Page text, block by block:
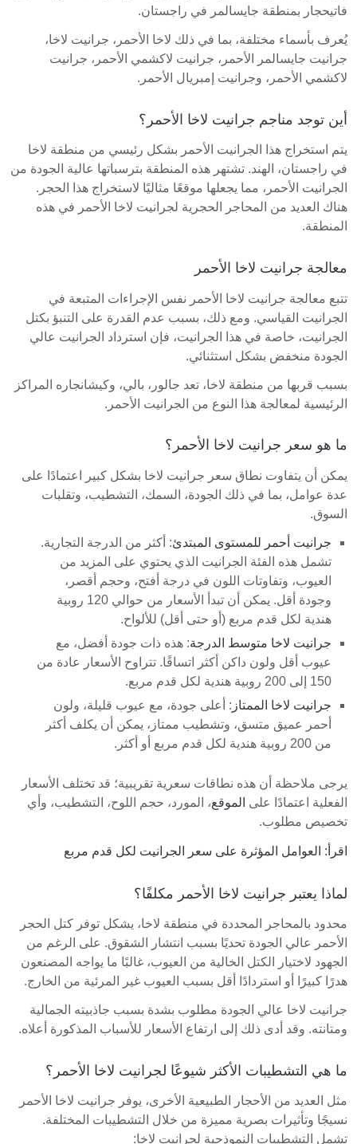
فاتيحجار بمنطقة جايسالمر في راجستان.
يُعرف بأسماء مختلفة، بما في ذلك لاخا الأحمر، جرانيت لاخا،
جرانيت جايسالمر الأحمر، جرانيت لاكشمي الأحمر، جرانيت
لاكشمي الأحمر، وجرانيت إمبريال الأحمر.
أين توجد مناجم جرانيت لاخا الأحمر؟
يتم استخراج هذا الجرانيت الأحمر بشكل رئيسي من منطقة لاخا
في راجستان، الهند. تشتهر هذه المنطقة بترسباتها عالية الجودة من
الجرانيت الأحمر، مما يجعلها موقعًا مثاليًا لاستخراج هذا الحجر.
هناك العديد من المحاجر الحجرية لجرانيت لاخا الأحمر في هذه
المنطقة.
معالجة جرانيت لاخا الأحمر
تتبع معالجة جرانيت لاخا الأحمر نفس الإجراءات المتبعة في
الجرانيت القياسي. ومع ذلك، بسبب عدم القدرة على التنبؤ بكتل
الجرانيت، خاصة في هذا الجرانيت، فإن استرداد الجرانيت عالي
الجودة منخفض بشكل استثنائي.
بسبب قربها من منطقة لاخا، تعد جالور، بالي، وكيشانجاره المراكز
الرئيسية لمعالجة هذا النوع من الجرانيت الأحمر.
ما هو سعر جرانيت لاخا الأحمر؟
يمكن أن يتفاوت نطاق سعر جرانيت لاخا بشكل كبير اعتمادًا على
عدة عوامل، بما في ذلك الجودة، السمك، التشطيب، وتقلبات
السوق.
جرانيت أحمر للمستوى المبتدئ: أكثر من الدرجة التجارية.
تشمل هذه الفئة الجرانيت الذي يحتوي على المزيد من
العيوب، وتفاوتات اللون في درجة أفتح، وحجم أقصر،
وجودة أقل. يمكن أن تبدأ الأسعار من حوالي 120 روبية
هندية لكل قدم مربع (أو حتى أقل) للألواح.
جرانيت لاخا متوسط الدرجة: هذه ذات جودة أفضل، مع
عيوب أقل ولون داكن أكثر اتساقًا. تتراوح الأسعار عادة من
150 إلى 200 روبية هندية لكل قدم مربع.
جرانيت لاخا الممتاز : أعلى جودة، مع عيوب قليلة، ولون
أحمر عميق متسق، وتشطيب ممتاز، يمكن أن يكلف أكثر
من 200 روبية هندية لكل قدم مربع أو أكثر.
يرجى ملاحظة أن هذه نطاقات سعرية تقريبية؛ قد تختلف الأسعار
الفعلية اعتمادًا على الموقع، المورد، حجم اللوح، التشطيب، وأي
تخصيص مطلوب.
اقرأ: العوامل المؤثرة على سعر الجرانيت لكل قدم مربع
لماذا يعتبر جرانيت لاخا الأحمر مكلفًا؟
محدود بالمحاجر المحددة في منطقة لاخا، يشكل توفر كتل الحجر
الأحمر عالي الجودة تحديًا بسبب انتشار الشقوق. على الرغم من
الجهود لاختيار الكتل الخالية من العيوب، غالبًا ما يواجه المصنعون
هدرًا كبيرًا أو استردادًا أقل بسبب العيوب غير المرئية من الخارج.
جرانيت لاخا عالي الجودة مطلوب بشدة بسبب جاذبيته الجمالية
ومتانته. وقد أدى ذلك إلى ارتفاع الأسعار للأسباب المذكورة أعلاه.
ما هي التشطيبات الأكثر شيوعًا لجرانيت لاخا الأحمر؟
مثل العديد من الأحجار الطبيعية الأخرى، يوفر جرانيت لاخا الأحمر
نسيجًا وتأثيرات بصرية مميزة من خلال التشطيبات المختلفة.
تشمل التشطيبات النموذجية لجرانيت لاخا: